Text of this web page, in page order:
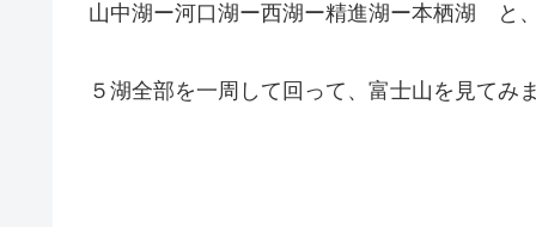
山中湖ー河口湖ー西湖ー精進湖ー本栖湖 と、
５湖全部を一周して回って、富士山を見てみ